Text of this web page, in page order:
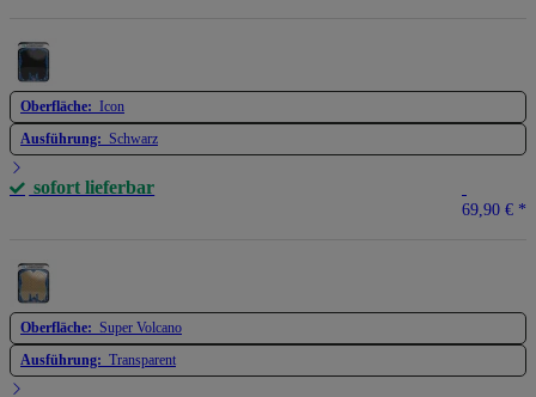
Oberfläche: Icon
Ausführung: Schwarz
sofort lieferbar
69,90 € *
Oberfläche: Super Volcano
Ausführung: Transparent